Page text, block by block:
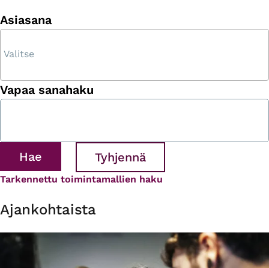
Asiasana
Vapaa sanahaku
Tarkennettu toimintamallien haku
Ajankohtaista